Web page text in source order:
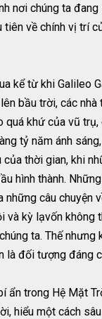
nơi chúng ta
tiên về chính vị trí
kể từ khi Galileo
bầu trời, các
quá khứ của vũ
tỷ năm ánh
thời gian, khi
hình thành.
những câu chuyện
và kỳ lạvốn không
ta. Thế nhưng
là đối tượng đáng
ẩn trong Hệ Mặt
hiểu một cách